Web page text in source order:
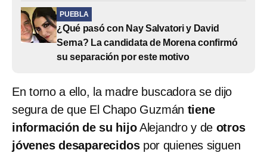
PUEBLA
¿Qué pasó con Nay Salvatori y David
Serna? La candidata de Morena confirmó
su separación por este motivo
En torno a ello, la madre buscadora se dijo
segura de que El Chapo Guzmán tiene
información de su hijoAlejandro y de otros
jóvenes desaparecidospor quienes siguen